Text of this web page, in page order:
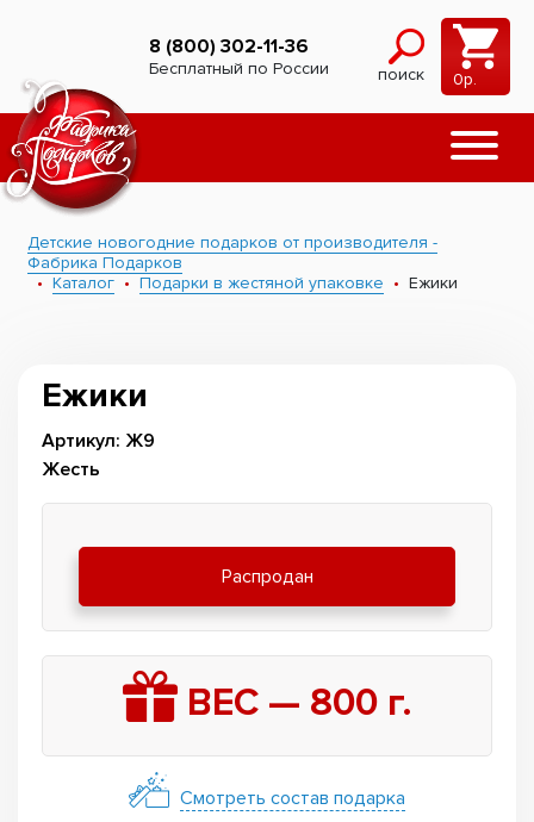
8 (800) 302-11-36
Бесплатный по России поиск 0р.
Детские новогодние подарков от производителя -
Фабрика Подарков
Каталог
Подарки в жестяной упаковке Ежики
Ежики
Артикул: Ж9
Жесть
Распродан
ВЕС — 800г.
Смотреть состав подарка